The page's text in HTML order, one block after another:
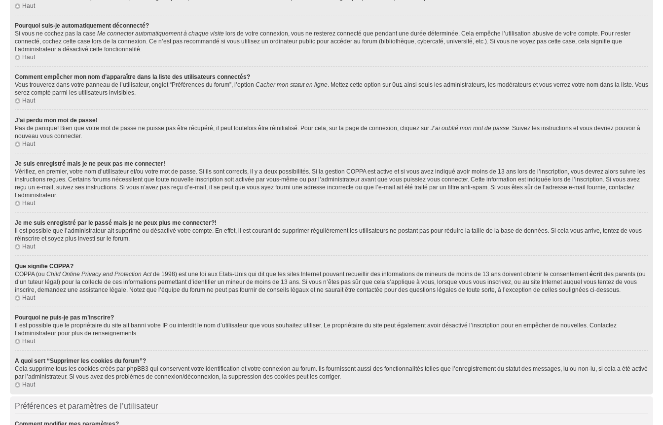
Haut
Pourquoi suis-je automatiquement déconnecté?
Si vous ne cochez pas la case Me connecter automatiquement à chaque visite lors de votre connexion, vous ne resterez connecté que pendant une durée déterminée. Cela empêche l’utilisation abusive de votre compte. Pour rester
connecté, cochez cette case lors de la connexion. Ce n’est pas recommandé si vous utilisez un ordinateur public pour accéder au forum (bibliothèque, cybercafé, université, etc.). Si vous ne voyez pas cette case, cela signifie que
l’administrateur a désactivé cette fonctionnalité.
Haut
Comment empêcher mon nom d’apparaître dans la liste des utilisateurs connectés?
Vous trouverez dans votre panneau de l’utilisateur, onglet “Préférences du forum”, l’option Cacher mon statut en ligne. Mettez cette option sur Oui ainsi seuls les administrateurs, les modérateurs et vous verrez votre nom dans la liste. Vous
serez compté parmi les utilisateurs invisibles.
Haut
J’ai perdu mon mot de passe!
Pas de panique! Bien que votre mot de passe ne puisse pas être récupéré, il peut toutefois être réinitialisé. Pour cela, sur la page de connexion, cliquez sur J’ai oublié mon mot de passe. Suivez les instructions et vous devriez pouvoir à
nouveau vous connecter.
Haut
Je suis enregistré mais je ne peux pas me connecter!
Vérifiez, en premier, votre nom d’utilisateur et/ou votre mot de passe. Si ils sont corrects, il y a deux possibilités. Si la gestion COPPA est active et si vous avez indiqué avoir moins de 13 ans lors de l’inscription, vous devrez alors suivre les
instructions reçues. Certains forums nécessitent que toute nouvelle inscription soit activée par vous-même ou par l’administrateur avant que vous puissiez vous connecter. Cette information est indiquée lors de l’inscription. Si vous avez
reçu un e-mail, suivez ses instructions. Si vous n’avez pas reçu d’e-mail, il se peut que vous ayez fourni une adresse incorrecte ou que l’e-mail ait été traité par un filtre anti-spam. Si vous êtes sûr de l’adresse e-mail fournie, contactez
l’administrateur.
Haut
Je me suis enregistré par le passé mais je ne peux plus me connecter?!
Il est possible que l’administrateur ait supprimé ou désactivé votre compte. En effet, il est courant de supprimer régulièrement les utilisateurs ne postant pas pour réduire la taille de la base de données. Si cela vous arrive, tentez de vous
réinscrire et soyez plus investi sur le forum.
Haut
Que signifie COPPA?
COPPA (ou Child Online Privacy and Protection Actde 1998) est une loi aux Etats-Unis qui dit que les sites Internet pouvant recueillir des informations de mineurs de moins de 13 ans doivent obtenir le consentementécrit des parents (ou
d’un tuteur légal) pour la collecte de ces informations permettant d’identifier un mineur de moins de 13 ans. Si vous n’êtes pas sûr que cela s’applique à vous, lorsque vous vous inscrivez, ou au site Internet auquel vous tentez de vous
inscrire, demandez une assistance légale. Notez que l’équipe du forum ne peut pas fournir de conseils légaux et ne saurait être contactée pour des questions légales de toute sorte, à l’exception de celles soulignées ci-dessous.
Haut
Pourquoi ne puis-je pas m’inscrire?
Il est possible que le propriétaire du site ait banni votre IP ou interdit le nom d’utilisateur que vous souhaitez utiliser. Le propriétaire du site peut également avoir désactivé l’inscription pour en empêcher de nouvelles. Contactez
l’administrateur pour plus de renseignements.
Haut
A quoi sert “Supprimer les cookies du forum”?
Cela supprime tous les cookies créés par phpBB3 qui conservent votre identification et votre connexion au forum. Ils fournissent aussi des fonctionnalités telles que l’enregistrement du statut des messages, lu ou non-lu, si cela a été activé
par l’administrateur. Si vous avez des problèmes de connexion/déconnexion, la suppression des cookies peut les corriger.
Haut
Préférences et paramètres de l’utilisateur